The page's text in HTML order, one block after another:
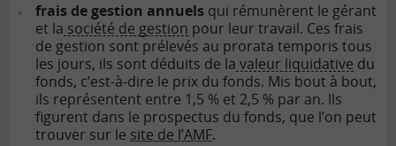
frais de gestion annuels qui rémunèrent le gérant
et la société de gestion pour leur travail. Ces frais
de gestion sont prélevés au prorata temporis tous
les jours, ils sont déduits de la valeur liquidative du
fonds, c’est-à-dire le prix du fonds. Mis bout à bout,
ils représentent entre 1,5 % et 2,5 % par an. Ils
figurent dans le prospectus du fonds, que l’on peut
trouver sur le site de l’AMF.